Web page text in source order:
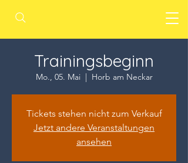
Trainingsbeginn
Mo., 05. Mai
  |
Horb am Neckar
Tickets stehen nicht zum Verkauf
Jetzt andere Veranstaltungen
ansehen